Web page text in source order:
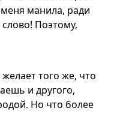
манила, ради
Поэтому,
того же, что
и другого,
Но что более